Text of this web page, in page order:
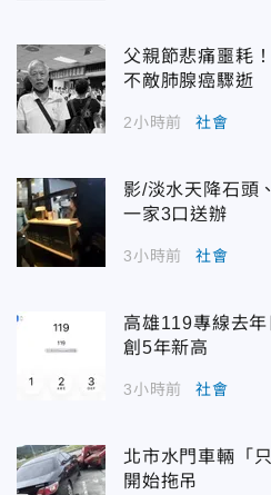
父親節悲痛噩耗
不敵肺腺癌驟逝
2小時前 社會
影/淡水天降石頭
一家3口送辦
3小時前 社會
高雄119專線去年
創5年新高
3小時前 社會
北市水門車輛「
開始拖吊